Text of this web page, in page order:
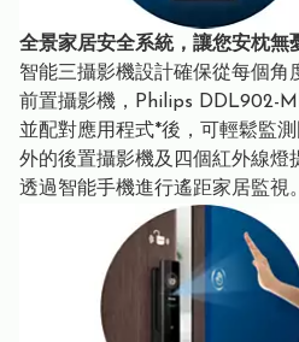
全景家居安全系統，讓您安枕無
智能三攝影機設計確保從每個角
前置攝影機，Philips DDL902-
並配對應用程式*後，可輕鬆監
外的後置攝影機及四個紅外線燈
透過智能手機進行遙距家居監視。